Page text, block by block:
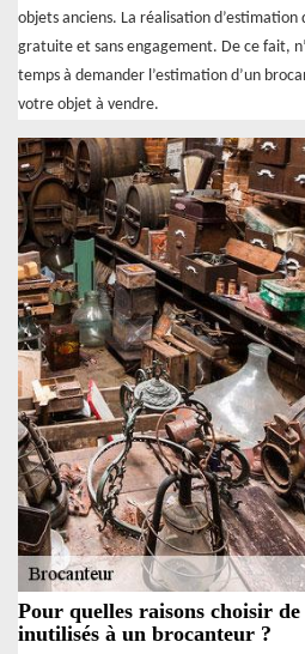
objets anciens. La réalisation
gratuite et sans engagement. De ce fait,
temps à demander l’estimation d’un
votre objet à vendre.
Pour quelles raisons choisir
inutilisés à un brocanteur ?